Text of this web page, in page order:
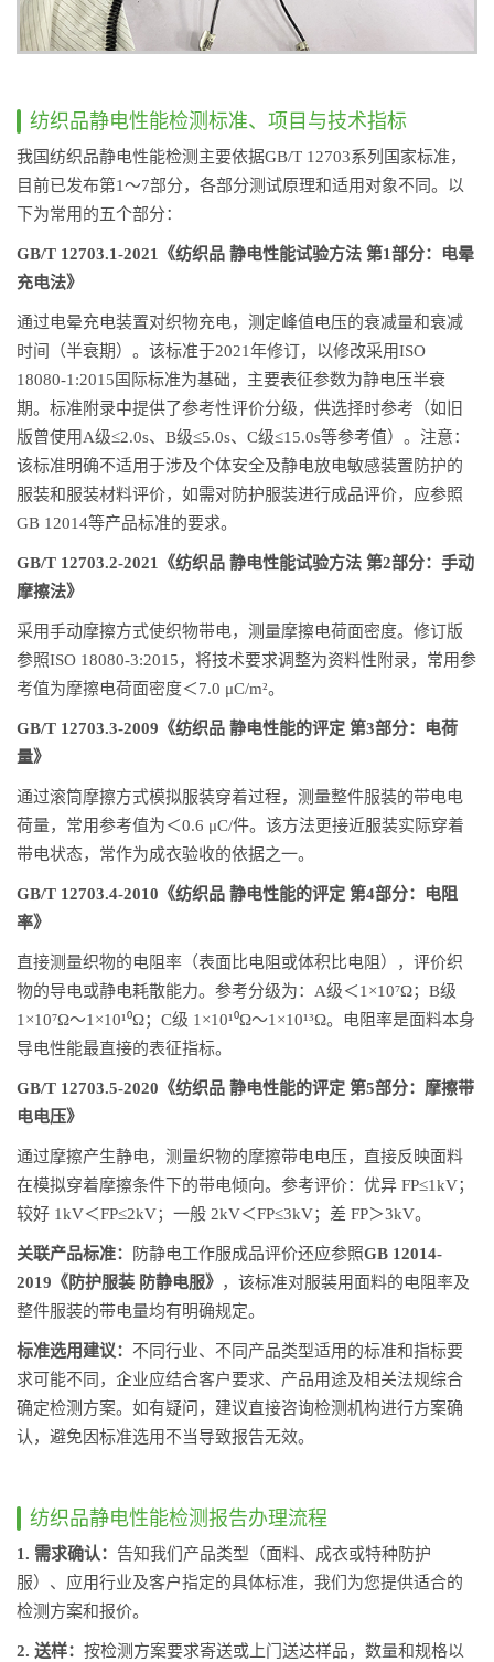
纺织品静电性能检测标准、项目与技术指标
我国纺织品静电性能检测主要依据GB/T 12703系列国家标准，
目前已发布第1～7部分，各部分测试原理和适用对象不同。以
下为常用的五个部分：
GB/T 12703.1-2021《纺织品 静电性能试验方法 第1部分：电晕
充电法》
通过电晕充电装置对织物充电，测定峰值电压的衰减量和衰减
时间（半衰期）。该标准于2021年修订，以修改采用ISO
18080-1:2015国际标准为基础，主要表征参数为静电压半衰
期。标准附录中提供了参考性评价分级，供选择时参考（如旧
版曾使用A级≤2.0s、B级≤5.0s、C级≤15.0s等参考值）。注意：
该标准明确不适用于涉及个体安全及静电放电敏感装置防护的
服装和服装材料评价，如需对防护服装进行成品评价，应参照
GB 12014等产品标准的要求。
GB/T 12703.2-2021《纺织品 静电性能试验方法 第2部分：手动
摩擦法》
采用手动摩擦方式使织物带电，测量摩擦电荷面密度。修订版
参照ISO 18080-3:2015，将技术要求调整为资料性附录，常用参
考值为摩擦电荷面密度＜7.0 μC/m²。
GB/T 12703.3-2009《纺织品 静电性能的评定 第3部分：电荷
量》
通过滚筒摩擦方式模拟服装穿着过程，测量整件服装的带电电
荷量，常用参考值为＜0.6 μC/件。该方法更接近服装实际穿着
带电状态，常作为成衣验收的依据之一。
GB/T 12703.4-2010《纺织品 静电性能的评定 第4部分：电阻
率》
直接测量织物的电阻率（表面比电阻或体积比电阻），评价织
物的导电或静电耗散能力。参考分级为：A级＜1×10⁷Ω；B级
1×10⁷Ω～1×10¹⁰Ω；C级 1×10¹⁰Ω～1×10¹³Ω。电阻率是面料本身
导电性能最直接的表征指标。
GB/T 12703.5-2020《纺织品 静电性能的评定 第5部分：摩擦带
电电压》
通过摩擦产生静电，测量织物的摩擦带电电压，直接反映面料
在模拟穿着摩擦条件下的带电倾向。参考评价：优异 FP≤1kV；
较好 1kV＜FP≤2kV；一般 2kV＜FP≤3kV；差 FP＞3kV。
关联产品标准： 防静电工作服成品评价还应参照GB 12014-
2019《防护服装 防静电服》 ，该标准对服装用面料的电阻率及
整件服装的带电量均有明确规定。
标准选用建议： 不同行业、不同产品类型适用的标准和指标要
求可能不同，企业应结合客户要求、产品用途及相关法规综合
确定检测方案。如有疑问，建议直接咨询检测机构进行方案确
认，避免因标准选用不当导致报告无效。
纺织品静电性能检测报告办理流程
1. 需求确认： 告知我们产品类型（面料、成衣或特种防护
服）、应用行业及客户指定的具体标准，我们为您提供适合的
检测方案和报价。
2. 送样： 按检测方案要求寄送或上门送达样品，数量和规格以